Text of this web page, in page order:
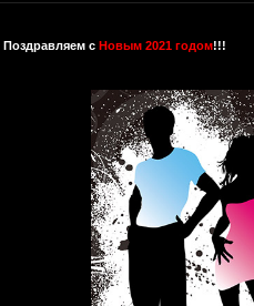
Поздравляем с Новым 2021 годом!!!